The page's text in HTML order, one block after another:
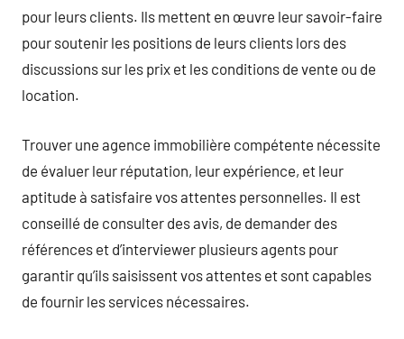
pour leurs clients. Ils mettent en œuvre leur savoir-faire
pour soutenir les positions de leurs clients lors des
discussions sur les prix et les conditions de vente ou de
location.
Trouver une agence immobilière compétente nécessite
de évaluer leur réputation, leur expérience, et leur
aptitude à satisfaire vos attentes personnelles. Il est
conseillé de consulter des avis, de demander des
références et d’interviewer plusieurs agents pour
garantir qu’ils saisissent vos attentes et sont capables
de fournir les services nécessaires.